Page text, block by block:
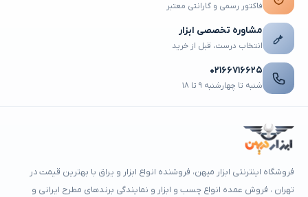
فاکتور رسمی و گارانتی معتبر
مشاوره تخصصی ابزار
انتخاب درست، قبل از خرید
۰۲۱۶۶۷۱۶۶۲۵
شنبه تا چهارشنبه ۹ تا ۱۸
فروشگاه اینترنتی ابزار میهن، فروشنده انواع ابزار و یراق با بهترین قیمت در
تهران ، فروش عمده انواع چسب و ابزار و نمایندگی برندهای مطرح ایرانی و